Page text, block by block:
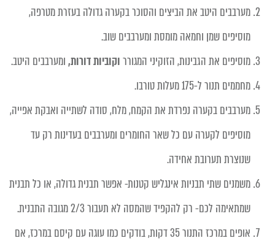
מערבבים היטב את הביצים והסוכר בקערה גדולה בעזרת מטרפה,
מוסיפים שמן וחמאה מומסת ומערבבים שוב.
מוסיפים את הגבינות, הזוקיני המגוררוקוביות דורות,ומערבבים היטב.
מחממים תנור ל-175 מעלות טורבו.
מערבבים בקערה נפרדת את הקמח, מלח, סודה לשתייה ואבקת אפייה,
מוסיפים לקערה עם כל שאר החומרים ומערבבים בעדינות רק עד
שנוצרת תערובת אחידה.
משמנים שתי תבניות אינגליש קטנות- אפשר תבנית גדולה, או כל תבנית
שמתאימה לכם- רק להקפיד שהמסה לא תעבור 2/3 מגובה התבנית.
אופים במרכז התנור 35 דקות, בודקים כמו עוגה עם קיסם במרכז, אם